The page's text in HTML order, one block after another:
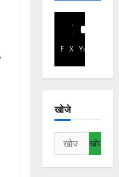
Facebook
X YouTube
खोजे
निम्न
को
खोजें: